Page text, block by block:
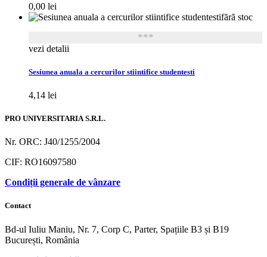
0,00 lei
fără stoc
***
vezi detalii
Sesiunea anuala a cercurilor stiintifice studentesti
4,14 lei
PRO UNIVERSITARIA S.R.L.
Nr. ORC: J40/1255/2004
CIF: RO16097580
Condiții generale de vânzare
Contact
Bd-ul Iuliu Maniu, Nr. 7, Corp C, Parter, Spațiile B3 și B19
București, România